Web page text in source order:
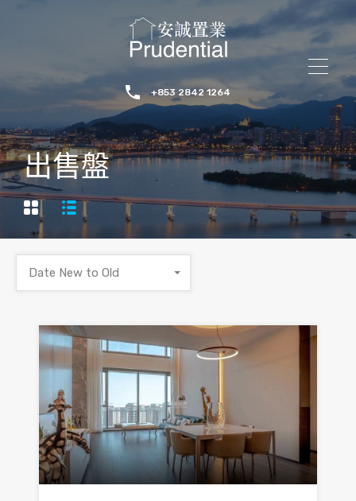
+853 2842 1264
出售盤
Date New to Old